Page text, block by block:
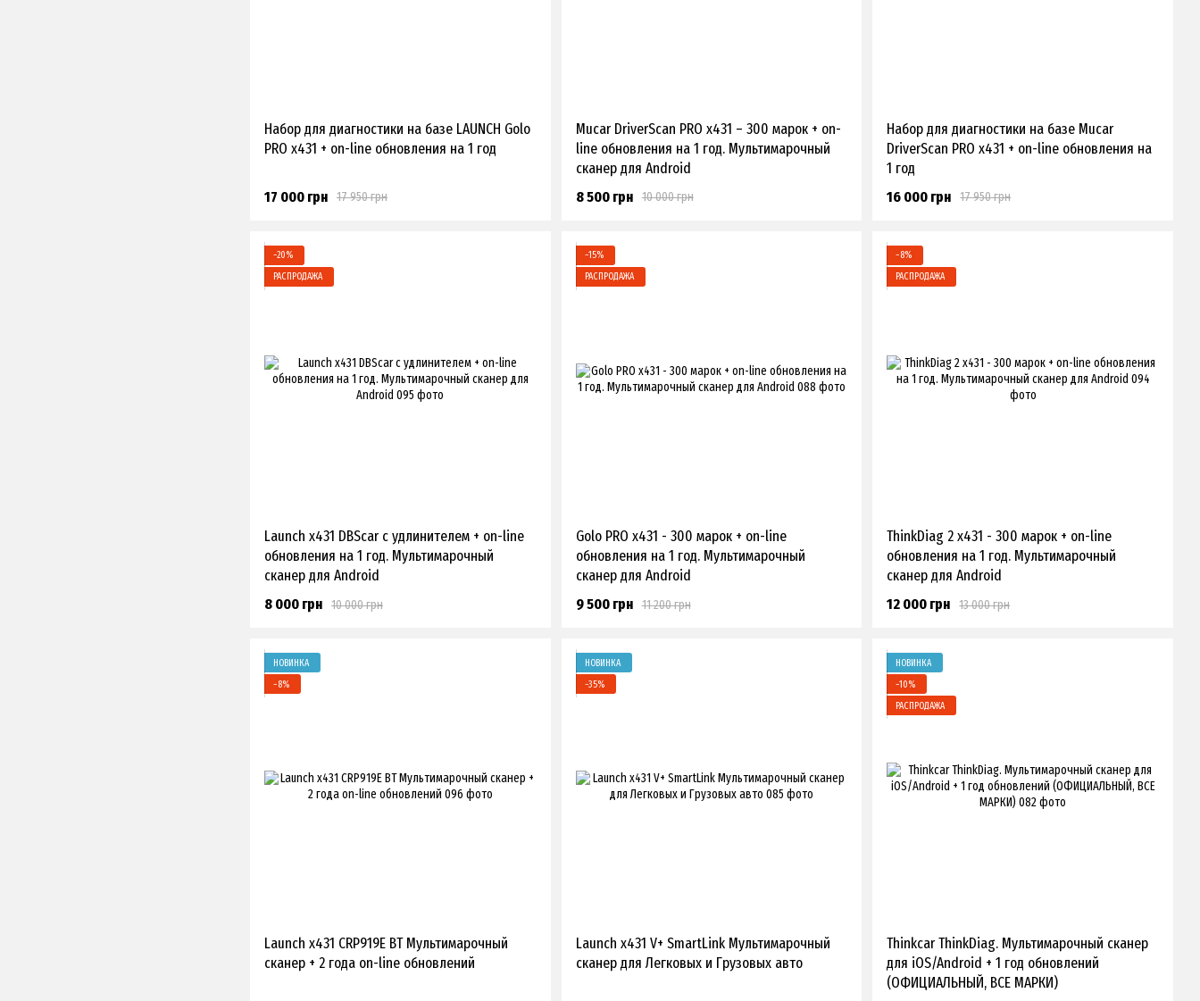
Набор для диагностики на базе LAUNCH Golo
PRO x431 + on-line обновления на 1 год
17 950 грн
17 000 грн
Mucar DriverScan PRO x431 – 300 марок + on-
line обновления на 1 год. Мультимарочный
сканер для Android
10 000 грн
8 500 грн
Набор для диагностики на базе Mucar
DriverScan PRO x431 + on-line обновления на
1 год
17 950 грн
16 000 грн
−20%
РАСПРОДАЖА
Launch x431 DBScar с удлинителем + on-line
обновления на 1 год. Мультимарочный
сканер для Android
10 000 грн
8 000 грн
−15%
РАСПРОДАЖА
Golo PRO x431 - 300 марок + on-line
обновления на 1 год. Мультимарочный
сканер для Android
11 200 грн
9 500 грн
−8%
РАСПРОДАЖА
ThinkDiag 2 x431 - 300 марок + on-line
обновления на 1 год. Мультимарочный
сканер для Android
13 000 грн
12 000 грн
НОВИНКА
−8%
Launch x431 CRP919E BT Мультимарочный
сканер + 2 года on-line обновлений
НОВИНКА
−35%
Launch x431 V+ SmartLink Мультимарочный
сканер для Легковых и Грузовых авто
НОВИНКА
−10%
РАСПРОДАЖА
Thinkcar ThinkDiag. Мультимарочный сканер
для iOS/Android + 1 год обновлений
(ОФИЦИАЛЬНЫЙ, ВСЕ МАРКИ)